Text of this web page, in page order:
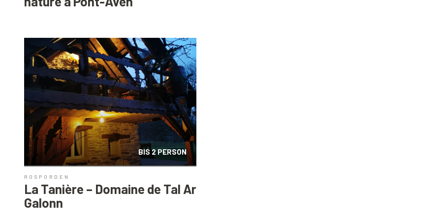
BIS 2 PERSON
ROSPORDEN
La Tanière – Domaine de Tal Ar
Galonn